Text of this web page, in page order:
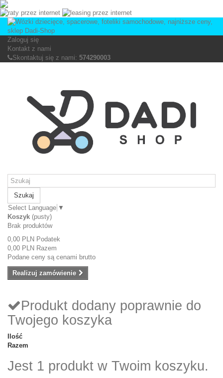
Zaloguj się
Kontakt z nami
Skontaktuj się z nami: 574290003
Szukaj
Select Language ▼
Koszyk (pusty)
Brak produktów
0,00 PLN Podatek
0,00 PLN Razem
Podane ceny są cenami brutto
Realizuj zamówienie
Produkt dodany poprawnie do
Twojego koszyka
Ilość
Razem
Jest 1 produkt w Twoim koszyku.